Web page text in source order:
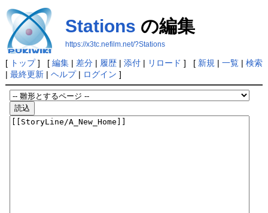
Stations の編集
https://x3tc.nefilm.net/?Stations
[ トップ] [ 編集| 差分| 履歴| 添付| リロード ] [ 新規 | 一覧| 検索
| 最終更新| ヘルプ| ログイン ]